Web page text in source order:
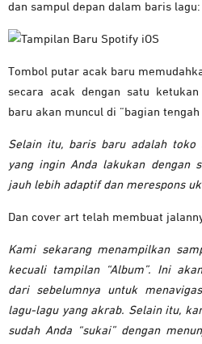
dan sampul depan dalam baris lagu:
Tombol putar acak baru
secara acak dengan satu
baru akan muncul di “bagian
Selain itu, baris baru adalah toko
yang ingin Anda lakukan dengan
jauh lebih adaptif dan merespons
Dan cover art telah membuat
Kami sekarang menampilkan
kecuali tampilan “Album”. Ini
dari sebelumnya untuk
lagu-lagu yang akrab. Selain itu,
sudah Anda “sukai” dengan